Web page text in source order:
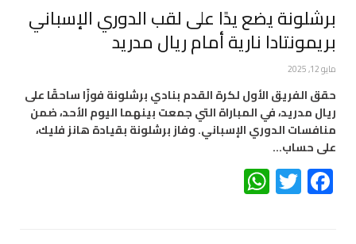
برشلونة يضع يدًا على لقب الدوري الإسباني
بريمونتادا نارية أمام ريال مدريد
مايو 12, 2025
حقق الفريق الأول لكرة القدم بنادي برشلونة فوزًا ساحقًا على
ريال مدريد، في المباراة التي جمعت بينهما اليوم الأحد، ضمن
منافسات الدوري الإسباني. وفاز برشلونة بقيادة هانز فليك،
على حساب…
Facebook
Twitter